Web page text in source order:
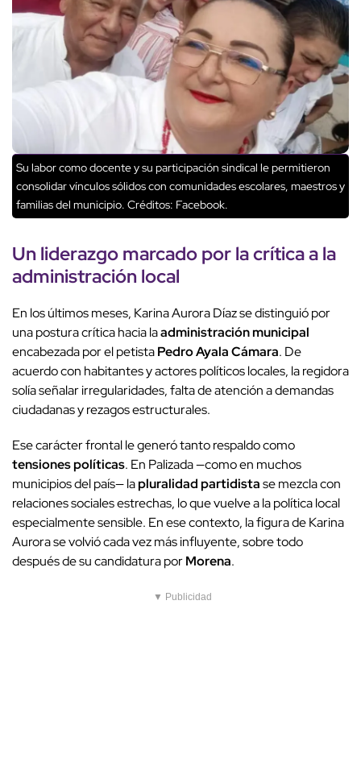
Su labor como docente y su participación sindical le permitieron
consolidar vínculos sólidos con comunidades escolares, maestros y
familias del municipio. Créditos: Facebook.
Un liderazgo marcado por la crítica a la
administración local
En los últimos meses, Karina Aurora Díaz se distinguió por
una postura crítica hacia laadministración municipal
encabezada por el petistaPedro Ayala Cámara. De
acuerdo con habitantes y actores políticos locales, la regidora
solía señalar irregularidades, falta de atención a demandas
ciudadanas y rezagos estructurales.
Ese carácter frontal le generó tanto respaldo como
tensiones políticas. En Palizada —como en muchos
municipios del país— lapluralidad partidistase mezcla con
relaciones sociales estrechas, lo que vuelve a la política local
especialmente sensible. En ese contexto, la figura de Karina
Aurora se volvió cada vez más influyente, sobre todo
después de su candidatura porMorena.
▼ Publicidad